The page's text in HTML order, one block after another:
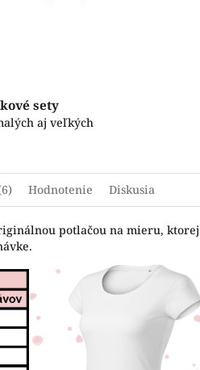
sety
aj veľkých
Hodnotenie Diskusia
potlačou na mieru,